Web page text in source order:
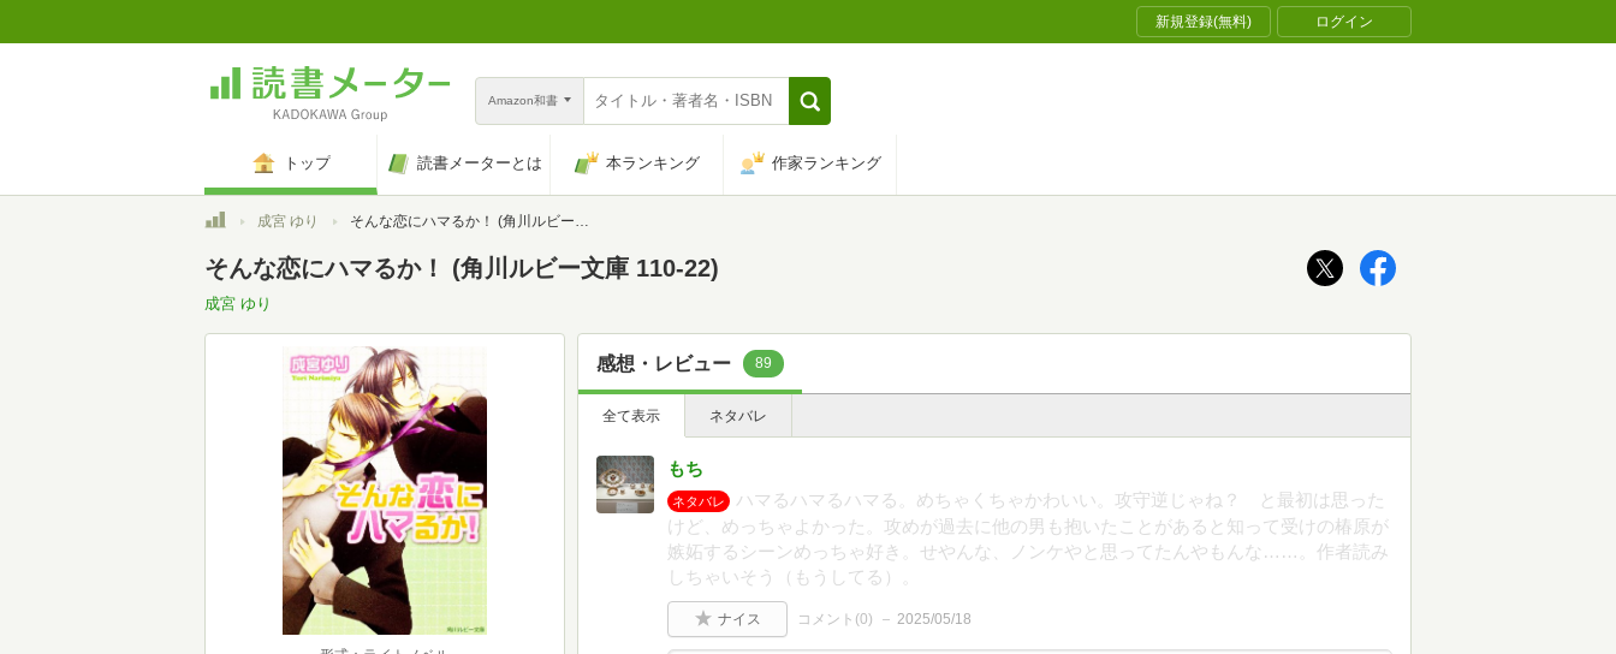
新規登録(無料) ログイン
Amazon和書
トップ 読書メーターとは 本ランキング 作家ランキング
トップ成宮 ゆり そんな恋にハマるか！ (角川ルビー文庫 110-22)
そんな恋にハマるか！ (角川ルビー文庫 110-22)
成宮 ゆり
感想・レビュー 89
全て表示 ネタバレ
もち
ネタバレ
ハマるハマるハマる。めちゃくちゃかわいい。攻守逆じゃね？ と最初は思った
けど、めっちゃよかった。攻めが過去に他の男も抱いたことがあると知って受けの椿原が
嫉妬するシーンめっちゃ好き。せやんな、ノンケやと思ってたんやもんな……。作者読み
しちゃいそう（もうしてる）。
ナイス コメント(0) 2025/05/18